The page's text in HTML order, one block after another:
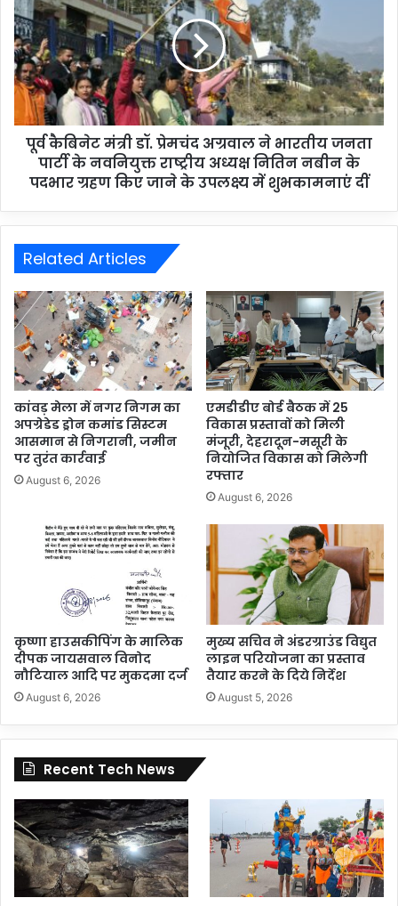
पूर्व कैबिनेट मंत्री डॉ. प्रेमचंद अग्रवाल ने भारतीय जनता
पार्टी के नवनियुक्त राष्ट्रीय अध्यक्ष नितिन नबीन के
पदभार ग्रहण किए जाने के उपलक्ष्य में शुभकामनाएं दीं
Related Articles
कांवड़ मेला में नगर निगम का
अपग्रेडेड ड्रोन कमांड सिस्टम
आसमान से निगरानी, जमीन
पर तुरंत कार्रवाई
August 6, 2026
एमडीडीए बोर्ड बैठक में 25
विकास प्रस्तावों को मिली
मंजूरी, देहरादून-मसूरी के
नियोजित विकास को मिलेगी
रफ्तार
August 6, 2026
कृष्णा हाउसकीपिंग के मालिक
दीपक जायसवाल विनोद
नौटियाल आदि पर मुकदमा दर्ज
August 6, 2026
मुख्य सचिव ने अंडरग्राउंड विद्युत
लाइन परियोजना का प्रस्ताव
तैयार करने के दिये निर्देश
August 5, 2026
Recent Tech News